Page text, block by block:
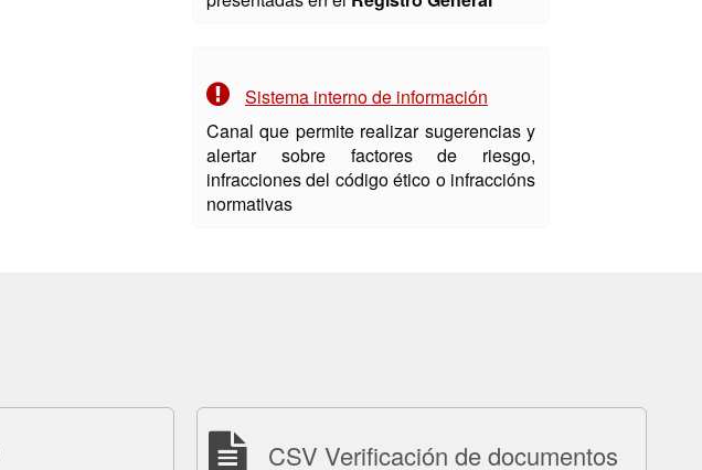
Sistema interno de información
Canal que permite realizar sugerencias y
alertar sobre factores de riesgo,
infracciones del código ético o infraccións
normativas
CSV Verificación de documentos